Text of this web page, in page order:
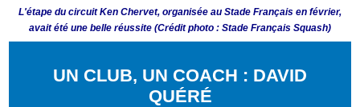
L'étape du circuit Ken Chervet, organisée au Stade Français en février,
avait été une belle réussite (Crédit photo : Stade Français Squash)
UN CLUB, UN COACH : DAVID
QUÉRÉ